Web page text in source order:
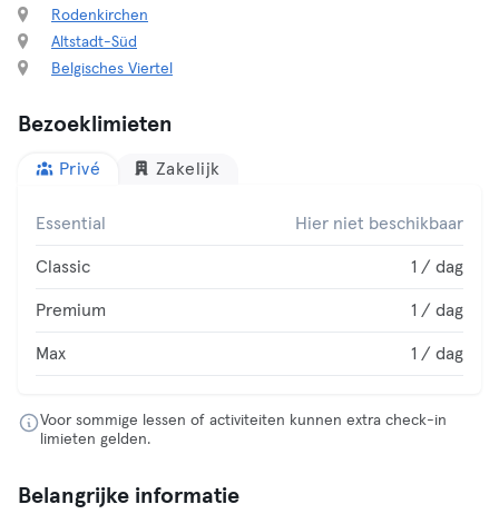
Rodenkirchen
Altstadt-Süd
Belgisches Viertel
Bezoeklimieten
Privé Zakelijk
Essential Hier niet beschikbaar
Classic 1 / dag
Premium 1 / dag
Max 1 / dag
Voor sommige lessen of activiteiten kunnen extra check-in
limieten gelden.
Belangrijke informatie